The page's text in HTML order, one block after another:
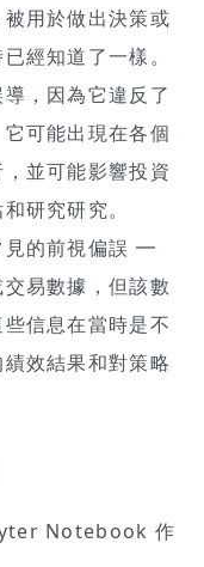
用於做出決策或
經知道了一樣。
，因為它違反了
可能出現在各個
並可能影響投資
研究研究。
見的前視偏誤 ━
易數據，但該數
信息在當時是不
效結果和對策略
Notebook 作